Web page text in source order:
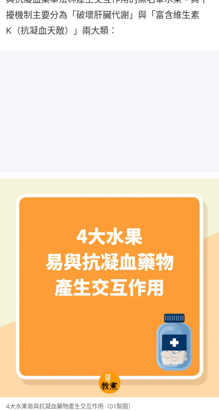
擾機制主要分為「破壞肝臟代謝」與「富含維生素
K（抗凝血天敵）」兩大類：
4大水果易與抗凝血藥物產生交互作用（01製圖）